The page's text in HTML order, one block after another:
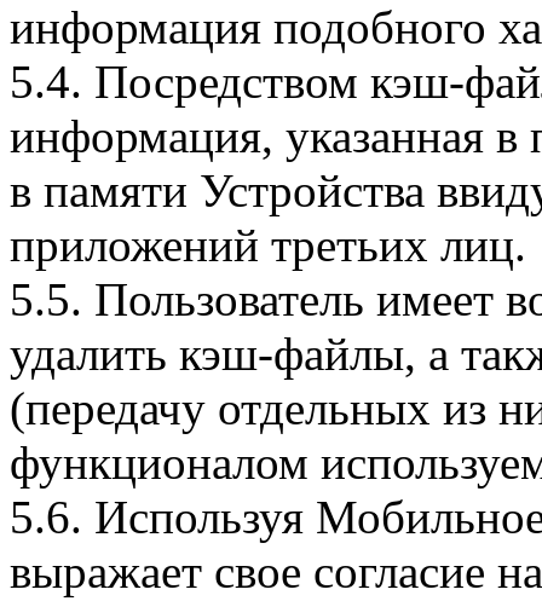
информация подобного
5.4. Посредством кэш-
информация, указанная в
в памяти Устройства
приложений третьих лиц.
5.5. Пользователь имеет
удалить кэш-файлы, а
(передачу отдельных из
функционалом
5.6. Используя
выражает свое согласие